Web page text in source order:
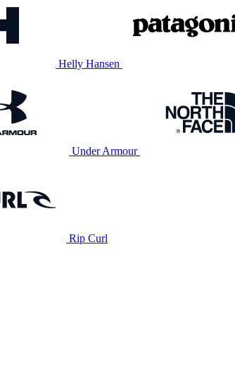
Helly Hansen
Under Armour
Rip Curl